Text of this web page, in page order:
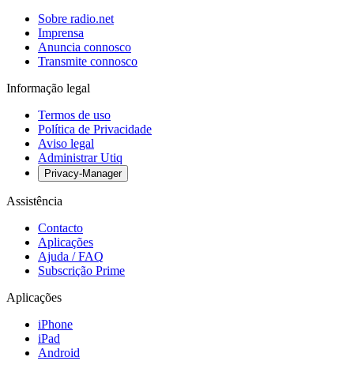
Sobre radio.net
Imprensa
Anuncia connosco
Transmite connosco
Informação legal
Termos de uso
Política de Privacidade
Aviso legal
Administrar Utiq
Privacy-Manager
Assistência
Contacto
Aplicações
Ajuda / FAQ
Subscrição Prime
Aplicações
iPhone
iPad
Android